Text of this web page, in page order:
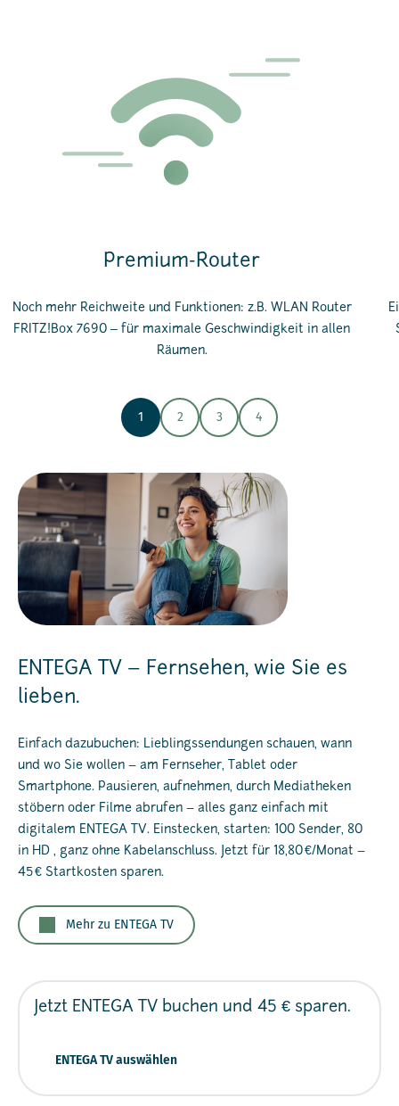
Premium-Router
Noch mehr Reichweite und Funktionen: z.B. WLAN Router
FRITZ!Box 7690 ‒ für maximale Geschwindigkeit in allen
Räumen.
1 2 3 4
ENTEGA TV – Fernsehen, wie Sie es
lieben.
Einfach dazubuchen: Lieblingssendungen schauen, wann
und wo Sie wollen – am Fernseher, Tablet oder
Smartphone. Pausieren, aufnehmen, durch Mediatheken
stöbern oder Filme abrufen – alles ganz einfach mit
digitalem ENTEGA TV. Einstecken, starten: 100 Sender, 80
in HD , ganz ohne Kabelanschluss. Jetzt für 18,80 €/Monat –
45 € Startkosten sparen.
Mehr zu ENTEGA TV
Jetzt ENTEGA TV buchen und 45 € sparen.
ENTEGA TV auswählen